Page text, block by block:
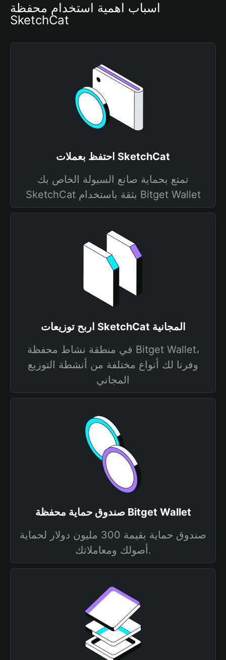
أسباب أهمية استخدام محفظة
SketchCat
احتفظ بعملات SketchCat
تمتع بحماية صانع السيولة الخاص بك
SketchCat بثقة باستخدام Bitget Wallet
اربح توزيعات SketchCat المجانية
في منطقة نشاط محفظة Bitget Wallet،
وفرنا لك أنواع مختلفة من أنشطة التوزيع
المجاني
صندوق حماية محفظة Bitget Wallet
صندوق حماية بقيمة 300 مليون دولار لحماية
أصولك ومعاملاتك.